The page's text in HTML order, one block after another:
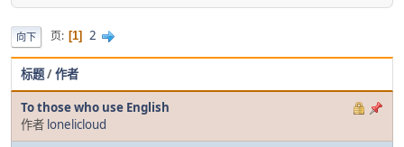
向下 页 1 2
标题/作者
To those who use English
作者 lonelicloud